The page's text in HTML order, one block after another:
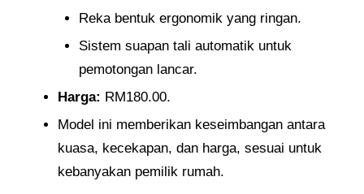
Reka bentuk ergonomik yang ringan.
Sistem suapan tali automatik untuk
pemotongan lancar.
Harga: RM180.00.
Model ini memberikan keseimbangan antara
kuasa, kecekapan, dan harga, sesuai untuk
kebanyakan pemilik rumah.